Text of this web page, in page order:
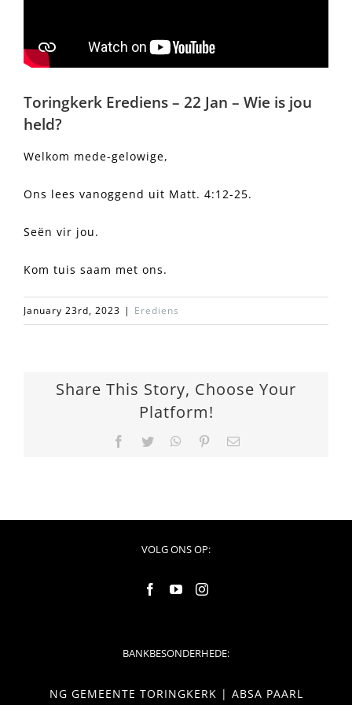
Toringkerk Erediens – 22 Jan – Wie is jou
held?
Welkom mede-gelowige,
Ons lees vanoggend uit Matt. 4:12-25.
Seën vir jou.
Kom tuis saam met ons.
January 23rd, 2023 | Erediens
Share This Story, Choose Your
Platform!
Facebook
TwitterWhatsApp
PinterestEmail
VOLG ONS OP:
BANKBESONDERHEDE:
NG GEMEENTE TORINGKERK | ABSA PAARL